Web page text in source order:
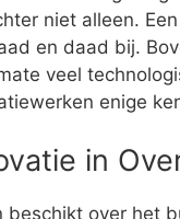
niet alleen.
en daad bij.
veel
enige
in
beschikt over het